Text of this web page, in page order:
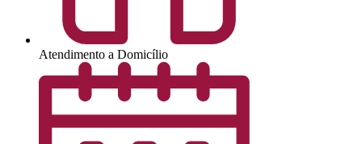
Atendimento a Domicílio